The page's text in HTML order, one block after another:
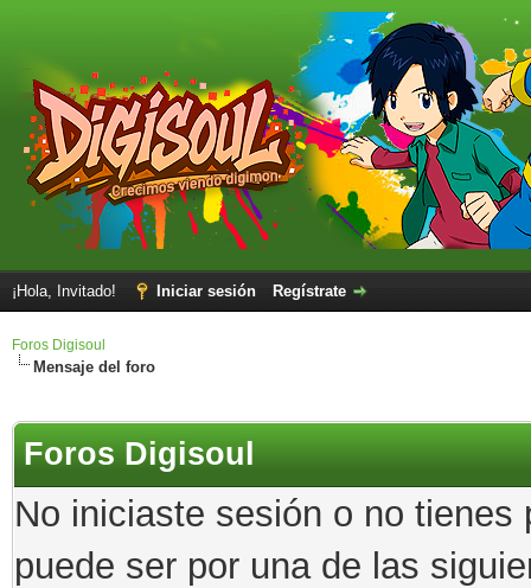
¡Hola, Invitado! Iniciar sesión Regístrate
Foros Digisoul
Mensaje del foro
Foros Digisoul
No iniciaste sesión o no
puede ser por una de las